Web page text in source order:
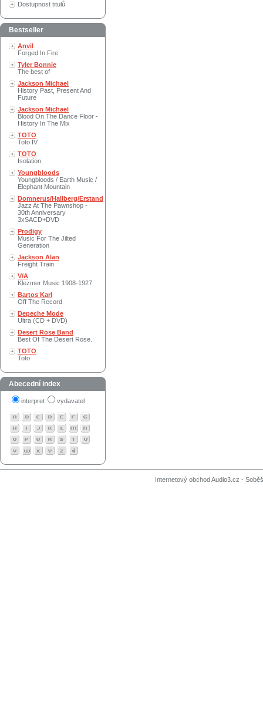
Dostupnost titulů
Bestseller
Anvil
Forged In Fire
Tyler Bonnie
The best of
Jackson Michael
History Past, Present And
Future
Jackson Michael
Blood On The Dance Floor -
History In The Mix
TOTO
Toto IV
TOTO
Isolation
Youngbloods
Youngbloods / Earth Music /
Elephant Mountain
Domnerus/Hallberg/Erstand
Jazz At The Pawnshop -
30th Anniversary
3xSACD+DVD
Prodigy
Music For The Jilted
Generation
Jackson Alan
Freight Train
V/A
Klezmer Music 1908-1927
Bartos Karl
Off The Record
Depeche Mode
Ultra (CD + DVD)
Desert Rose Band
Best Of The Desert Rose..
TOTO
Toto
Abecední index
interpret vydavatel
Internetový obchod Audio3.cz -